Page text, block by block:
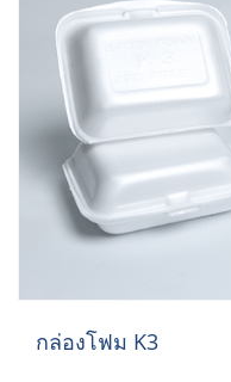
กล่องโฟม K3